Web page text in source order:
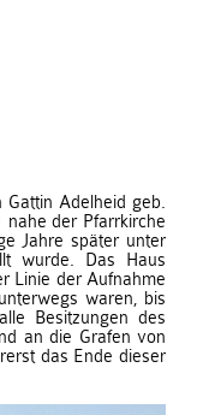
Gattin Adelheid geb.
nahe der Pfarrkirche
Jahre später unter
wurde. Das Haus
Linie der Aufnahme
waren, bis
Besitzungen des
an die Grafen von
das Ende dieser